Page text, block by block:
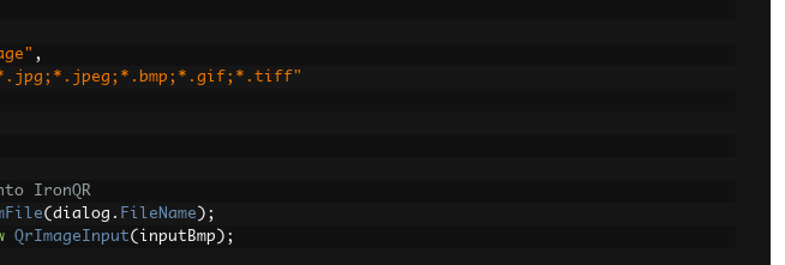
,
IronQR
( dialog . FileName );
QrImageInput( inputBmp );